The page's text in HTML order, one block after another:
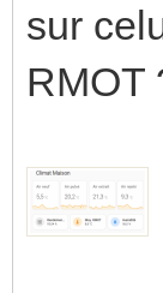
sur
RMOT